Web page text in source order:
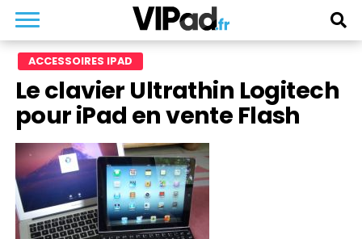
ACCESSOIRES IPAD
Le clavier Ultrathin Logitech
pour iPad en vente Flash